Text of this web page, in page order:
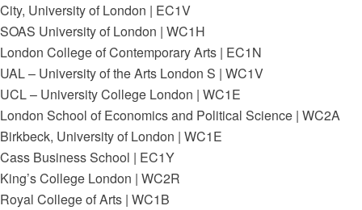
City, University of London | EC1V
SOAS University of London | WC1H
London College of Contemporary Arts | EC1N
UAL – University of the Arts London S | WC1V
UCL – University College London | WC1E
London School of Economics and Political Science | WC2A
Birkbeck, University of London | WC1E
Cass Business School | EC1Y
King’s College London | WC2R
Royal College of Arts | WC1B